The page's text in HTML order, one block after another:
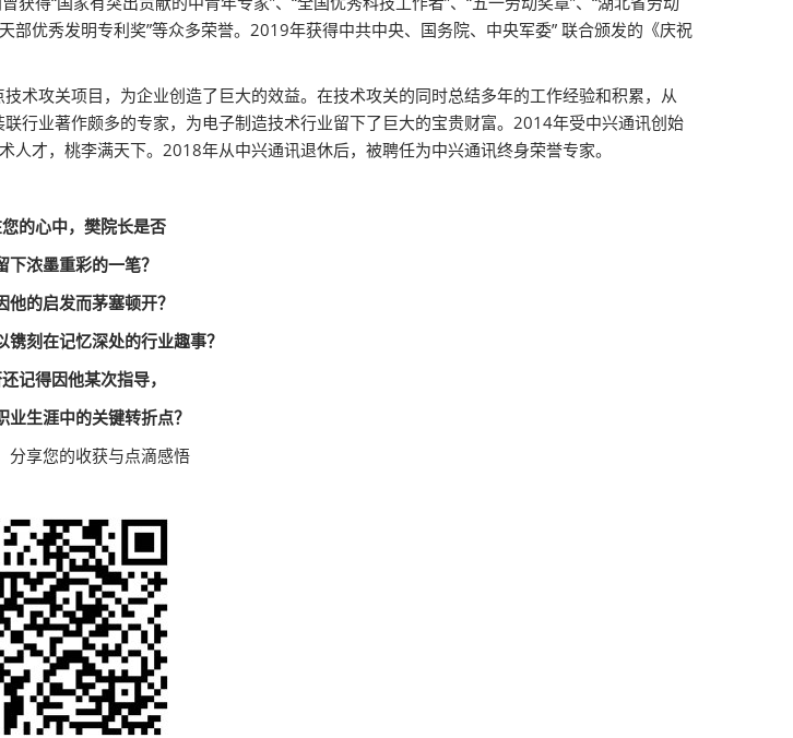
部优秀发明专利奖”等众多荣誉。2019年获得中共中央、国务院、中央军委” 联合颁发的《庆祝
术攻关项目，为企业创造了巨大的效益。在技术攻关的同时总结多年的工作经验和积累，从
行业著作颇多的专家，为电子制造技术行业留下了巨大的宝贵财富。2014年受中兴通讯创始
才，桃李满天下。2018年从中兴通讯退休后，被聘任为中兴通讯终身荣誉专家。
的心中，樊院长是否
下浓墨重彩的一笔？
他的启发而茅塞顿开？
镌刻在记忆深处的行业趣事？
记得因他某次指导，
业生涯中的关键转折点？
分享您的收获与点滴感悟